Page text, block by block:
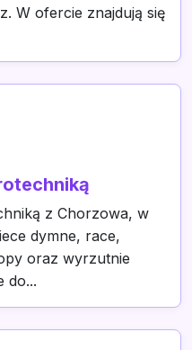
W ofercie znajdują się
z Chorzowa, w
dymne, race,
oraz wyrzutnie
do...